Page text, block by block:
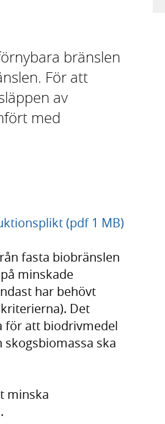
bränslen
För att
av
med
(pdf 1 MB)
fasta biobränslen
minskade
har behövt
Det
för att biodrivmedel
ska
minska